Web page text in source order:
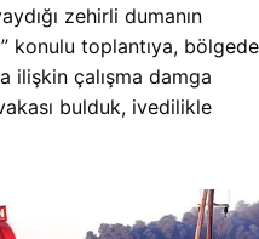
zehirli dumanın
konulu toplantıya, bölgede
ilişkin çalışma damga
bulduk, ivedilikle